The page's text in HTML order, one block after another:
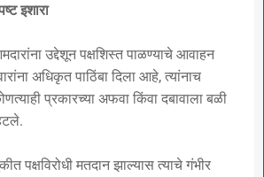
इशारा
उद्देशून पक्षशिस्त पाळण्याचे आवाहन
अधिकृत पाठिंबा दिला आहे, त्यांनाच
प्रकारच्या अफवा किंवा दबावाला बळी
पक्षविरोधी मतदान झाल्यास त्याचे गंभीर